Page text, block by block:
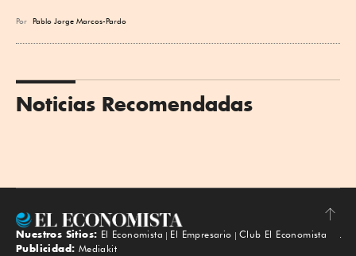
Por Pablo Jorge Marcos-Pardo
Noticias Recomendadas
Subir
Nuestros Sitios: El Economista El Empresario
Club El Economista
Publicidad: Mediakit